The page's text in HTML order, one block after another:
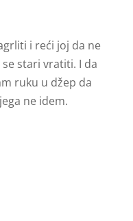
i reći joj da ne
stari vratiti. I da
ruku u džep da
ne idem.